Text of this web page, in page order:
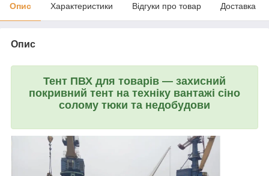
Опис Характеристики Відгуки про товар Доставка
Опис
Тент ПВХ для товарів — захисний
покривний тент на техніку вантажі сіно
солому тюки та недобудови